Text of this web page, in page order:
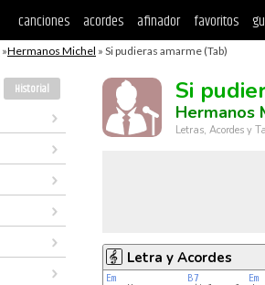
canciones acordes afinador favoritos
»Hermanos Michel » Si pudieras amarme (Tab)
Historial Si
Hermanos
Letras, Acordes y
Letra y Acordes
Em B7
Em